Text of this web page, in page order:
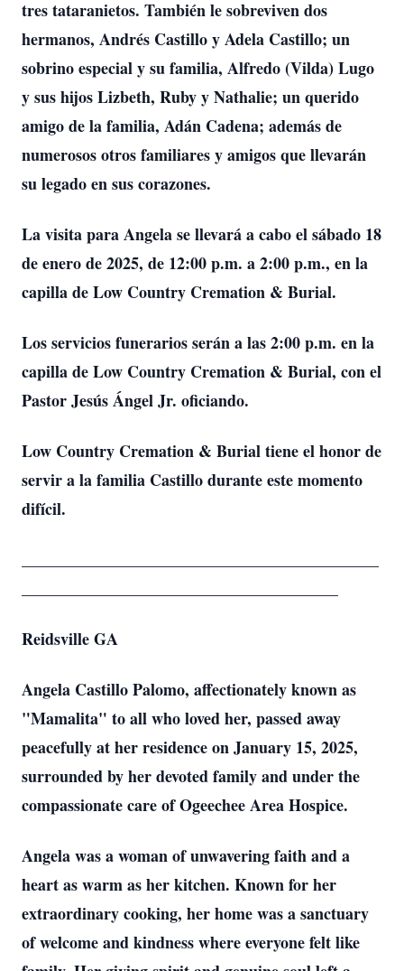
tres tataranietos. También le sobreviven dos
hermanos, Andrés Castillo y Adela Castillo; un
sobrino especial y su familia, Alfredo (Vilda) Lugo
y sus hijos Lizbeth, Ruby y Nathalie; un querido
amigo de la familia, Adán Cadena; además de
numerosos otros familiares y amigos que llevarán
su legado en sus corazones.
La visita para Angela se llevará a cabo el sábado 18
de enero de 2025, de 12:00 p.m. a 2:00 p.m., en la
capilla de Low Country Cremation & Burial.
Los servicios funerarios serán a las 2:00 p.m. en la
capilla de Low Country Cremation & Burial, con el
Pastor Jesús Ángel Jr. oficiando.
Low Country Cremation & Burial tiene el honor de
servir a la familia Castillo durante este momento
difícil.
Reidsville GA
Angela Castillo Palomo, affectionately known as
"Mamalita" to all who loved her, passed away
peacefully at her residence on January 15, 2025,
surrounded by her devoted family and under the
compassionate care of Ogeechee Area Hospice.
Angela was a woman of unwavering faith and a
heart as warm as her kitchen. Known for her
extraordinary cooking, her home was a sanctuary
of welcome and kindness where everyone felt like